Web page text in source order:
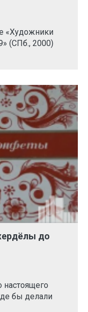
«Художники
(СПб., 2000)
до
бы делали